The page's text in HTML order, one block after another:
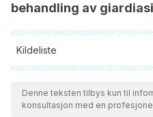
behandling av
Kildeliste
Alle siterte kilder ble grundig
sikre deres kvalitet,
Bibliografien i denne
Denne teksten tilbys kun til
konsultasjon med en